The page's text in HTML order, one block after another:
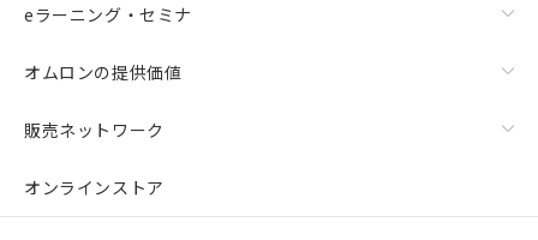
eラーニング・セミナ
オムロンの提供価値
販売ネットワーク
オンラインストア